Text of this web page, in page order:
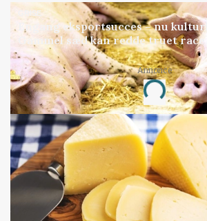
GRISE
Engang eksportsucces – nu
Gammel sæd kan redde truet race
Annonce
Loading...